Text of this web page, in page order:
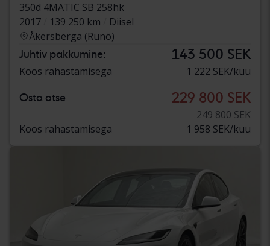
350d 4MATIC SB 258hk
2017
139 250 km
Diisel
Åkersberga (Runö)
Juhtiv pakkumine: 143 500 SEK
Koos rahastamisega 1 222 SEK/kuu
Osta otse 229 800 SEK
249 800 SEK
Koos rahastamisega
1 958 SEK/kuu